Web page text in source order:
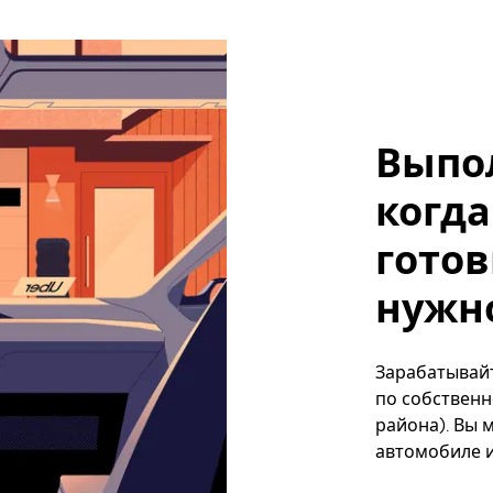
по
района). Вы
автомобиле